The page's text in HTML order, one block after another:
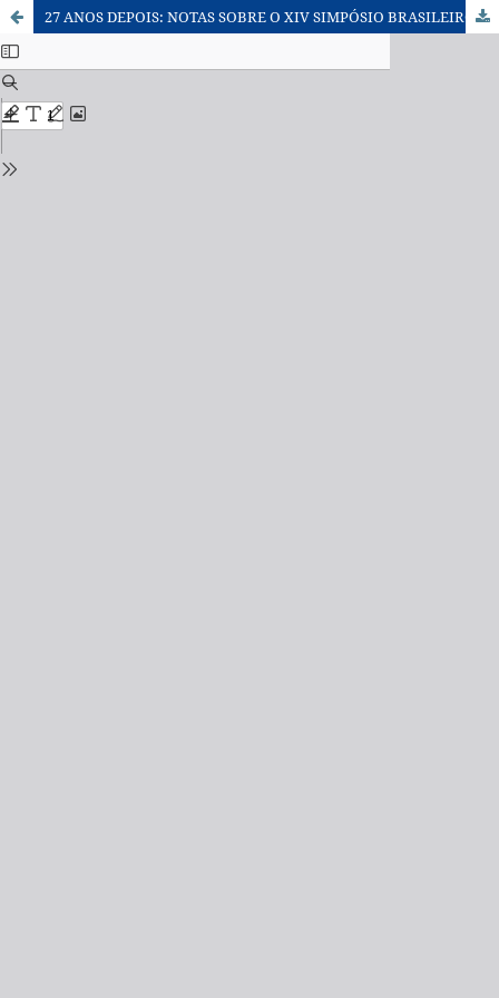
27 ANOS DEPOIS: NOTAS SOBRE O XIV SIMPÓSIO BRASILEIRO DE GEOGRAFIA FÍSICA APLICADA – 2011.